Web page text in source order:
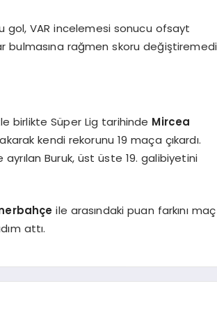
gol, VAR incelemesi sonucu ofsayt
bulmasına rağmen skoru değiştiremedi
birlikte Süper Lig tarihinde Mircea
kendi rekorunu 19 maça çıkardı.
Buruk, üst üste 19. galibiyetini
ile arasındaki puan farkını maç
attı.